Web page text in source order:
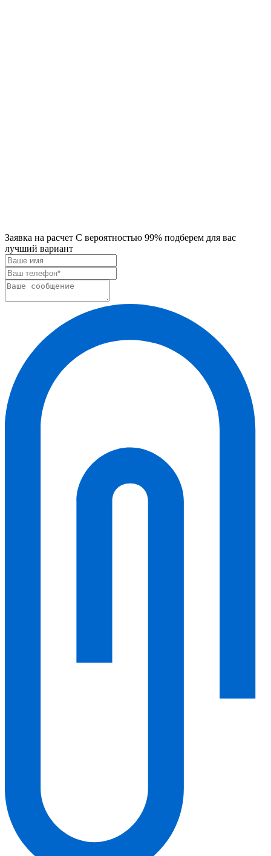
Заявка на расчет С вероятностью 99% подберем для вас
лучший вариант